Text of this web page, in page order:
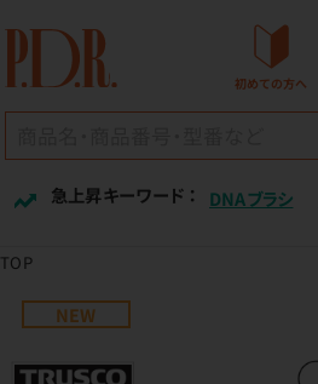
初めての方へ
急上昇キーワード ： DNAブラシ
TOP
NEW